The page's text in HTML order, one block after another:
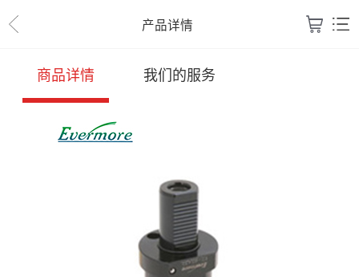
产品详情
商品详情 我们的服务